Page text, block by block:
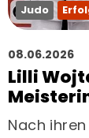
Judo
08.06.2026
Lilli
Nach